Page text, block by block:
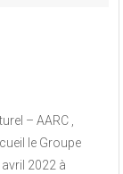
– AARC ,
le Groupe
2022 à